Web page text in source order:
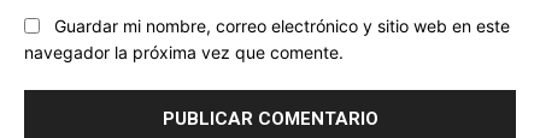
Guardar mi nombre, correo electrónico y sitio web en este
navegador la próxima vez que comente.